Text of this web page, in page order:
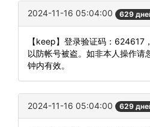
2024-11-16 05:04:00 629
【keep】登录验证码：624617
以防帐号被盗。如非本人操作请
钟内有效。
2024-11-16 05:04:00 629